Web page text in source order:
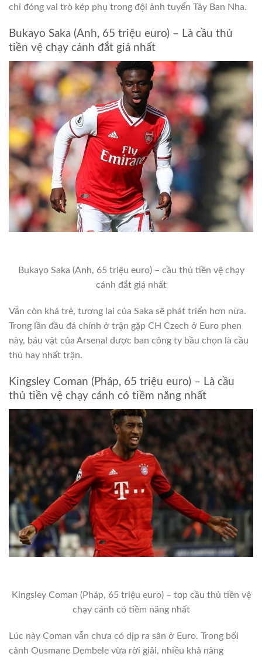
chỉ đóng vai trò kép phụ trong đội ảnh tuyển Tây Ban Nha.
Bukayo Saka (Anh, 65 triệu euro) – Là cầu thủ
tiền vệ chạy cánh đắt giá nhất
Bukayo Saka (Anh, 65 triệu euro) – cầu thủ tiền vệ chạy
cánh đắt giá nhất
Vẫn còn khá trẻ, tương lai của Saka sẽ phát triển hơn nữa.
Trong lần đầu đá chính ở trận gặp CH Czech ở Euro phen
này, báu vật của Arsenal được ban công ty bầu chọn là cầu
thủ hay nhất trận.
Kingsley Coman (Pháp, 65 triệu euro) – Là cầu
thủ tiền vệ chạy cánh có tiềm năng nhất
Kingsley Coman (Pháp, 65 triệu euro) – top cầu thủ tiền vệ
chạy cánh có tiềm năng nhất
Lúc này Coman vẫn chưa có dịp ra sân ở Euro. Trong bối
cảnh Ousmane Dembele vừa rời giải, nhiều khả năng